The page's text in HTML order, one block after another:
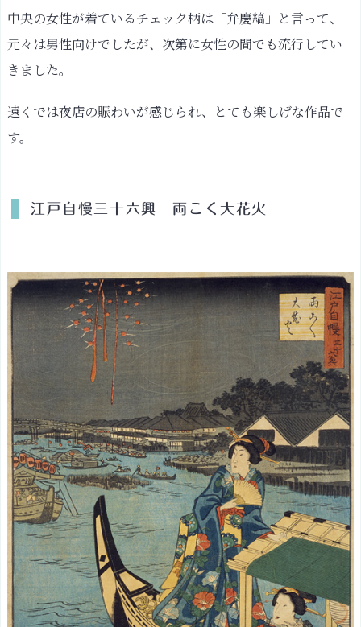
中央の女性が着ているチェック柄は「弁慶縞」と言って、
元々は男性向けでしたが、次第に女性の間でも流行してい
きました。
遠くでは夜店の賑わいが感じられ、とても楽しげな作品で
す。
江戸自慢三十六興 両こく大花火